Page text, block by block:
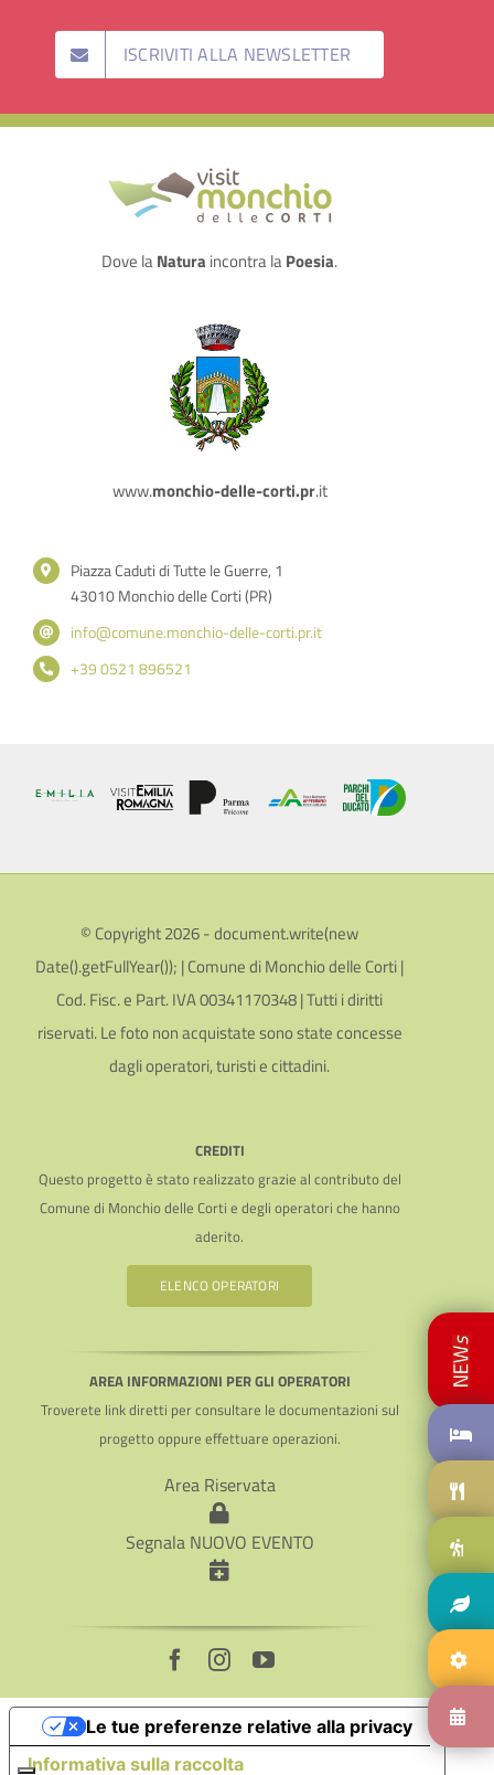
ISCRIVITI ALLA NEWSLETTER
Dove laNatura incontra laPoesia.
www.monchio-delle-corti.pr.it
Piazza Caduti di Tutte le Guerre, 1
43010 Monchio delle Corti (PR)
info@comune.monchio-delle-corti.pr.it
+39 0521 896521
© Copyright 2026 - document.write(new
Date().getFullYear()); | Comune di Monchio delle Corti |
Cod. Fisc. e Part. IVA 00341170348 | Tutti i diritti
riservati. Le foto non acquistate sono state concesse
dagli operatori, turisti e cittadini.
CREDITI
Questo progetto è stato realizzato grazie al contributo del
Comune di Monchio delle Corti e degli operatori che hanno
aderito.
ELENCO OPERATORI
AREA INFORMAZIONI PER GLI OPERATORI
Troverete link diretti per consultare le documentazioni sul
progetto oppure effettuare operazioni.
Area Riservata
Segnala NUOVO EVENTO
Informativa sulla raccolta
Le tue preferenze relative alla privacy